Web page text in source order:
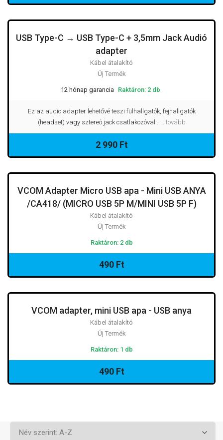
USB Type-C → USB Type-C + 3,5mm Jack Audió
adapter
Kábel átalakító
Új Termék
12 hónap garancia Raktáron: 2 db
Ez az audio adapter lehetővé teszi fülhallgatók, fejhallgatók
(headset) vagy sztereó jack csatlakozóval... ...tovább
2 990 Ft
VCOM Adapter Micro USB apa - Mini USB ANYA
/CA418/ (MICRO USB 5P M/MINI USB 5P F)
Kábel átalakító
Új Termék
Raktáron: 2 db
490 Ft
VCOM adapter, mini USB apa - USB anya
Kábel átalakító
Új Termék
Raktáron: 1 db
490 Ft